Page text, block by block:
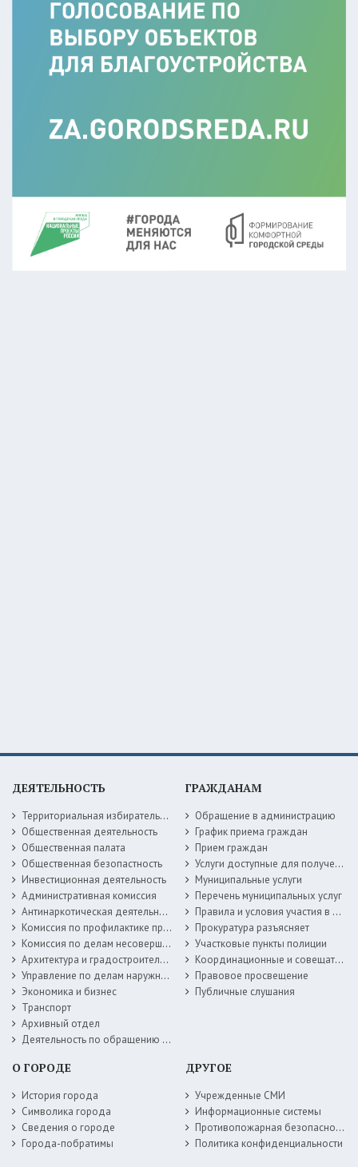
ДЕЯТЕЛЬНОСТЬ
Территориальная избирательная комиссия
Общественная деятельность
Общественная палата
Общественная безопастность
Инвестиционная деятельность
Административная комиссия
Антинаркотическая деятельность
Комиссия по профилактике правонарушений
Комиссия по делам несовершеннолетних
Архитектура и градостроительство
Управление по делам наружной рекламы
Экономика и бизнес
Транспорт
Архивный отдел
Деятельность по обращению с животными без владельцев
ГРАЖДАНАМ
Обращение в администрацию
График приема граждан
Прием граждан
Услуги доступные для получения в электронной форме
Муниципальные услуги
Перечень муниципальных услуг
Правила и условия участия в жилищных программах
Прокуратура разъясняет
Участковые пункты полиции
Координационные и совещательные органы
Правовое просвещение
Публичные слушания
О ГОРОДЕ
История города
Символика города
Сведения о городе
Города-побратимы
ДРУГОЕ
Учрежденные СМИ
Информационные системы
Противопожарная безопасность
Политика конфиденциальности